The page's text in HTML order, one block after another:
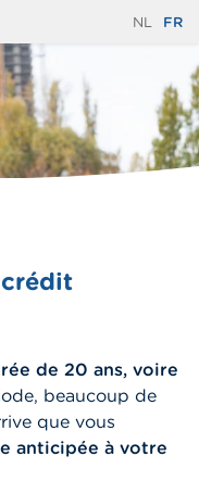
NL FR
de 20 ans, voire
beaucoup de
que vous
anticipée à votre